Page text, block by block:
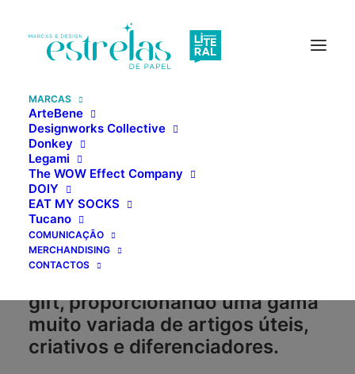
MARCAS
ArteBene
Designworks Collective
Donkey
Legami
The WOW Effect Company
DOIY
EAT MY SOCKS
Tucano
COMUNICAÇÃO
MERCHANDISING
CONTACTOS
MARCAS
Representamos, em exclusivo,
algumas das melhores marcas
internacionais no sector da
gift, proporcionando uma gama
muito variada de artigos úteis,
criativos e diferenciadores.